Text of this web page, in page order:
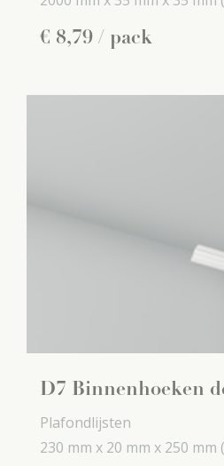
€ 8,79 / pack
D7 Binnenhoeken
Plafondlijsten
230 mm x 20 mm x 250 mm